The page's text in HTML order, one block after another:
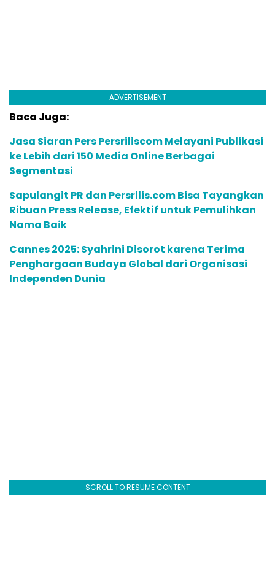
ADVERTISEMENT
Baca Juga:
Jasa Siaran Pers Persriliscom Melayani Publikasi
ke Lebih dari 150 Media Online Berbagai
Segmentasi
Sapulangit PR dan Persrilis.com Bisa Tayangkan
Ribuan Press Release, Efektif untuk Pemulihkan
Nama Baik
Cannes 2025: Syahrini Disorot karena Terima
Penghargaan Budaya Global dari Organisasi
Independen Dunia
SCROLL TO RESUME CONTENT